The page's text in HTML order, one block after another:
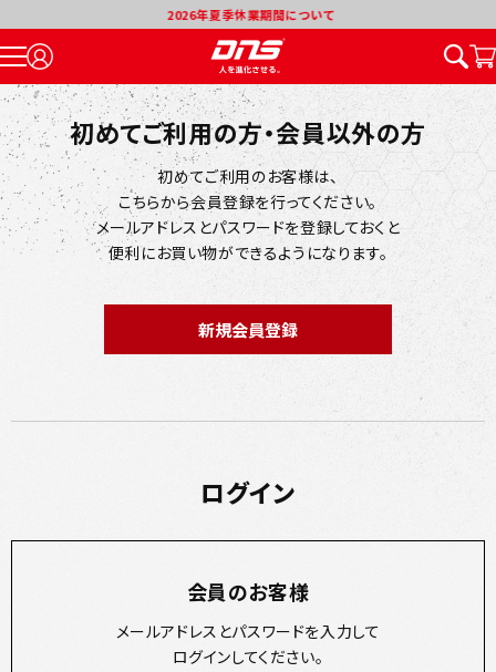
2026年夏季休業期間について
初めてご利用の方・会員以外の方
初めてご利用のお客様は、
こちらから会員登録を行ってください。
メールアドレスとパスワードを登録しておくと
便利にお買い物ができるようになります。
ログイン
会員のお客様
メールアドレスとパスワードを入力して
ログインしてください。